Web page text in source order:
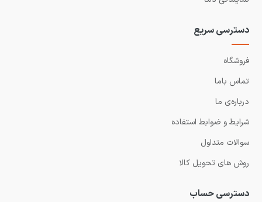
دسترسی سریع
فروشگاه
تماس باما
درباره‌ی ما
شرایط و ضوابط استفاده
سوالات متداول
روش های تحویل کالا
دسترسی حساب